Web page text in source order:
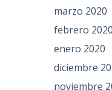
marzo 2020
febrero 2020
enero 2020
diciembre
noviembre